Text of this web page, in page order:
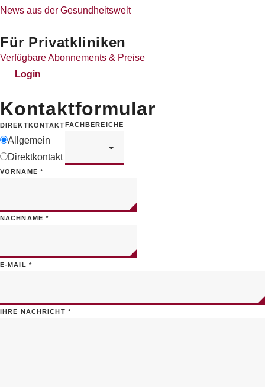
News aus der Gesundheitswelt
Für Privatkliniken
Verfügbare Abonnements & Preise
Login
Kontaktformular
DIREKTKONTAKT
Allgemein
Direktkontakt
FACHBEREICHE
VORNAME *
NACHNAME*
E-MAIL *
IHRE NACHRICHT *